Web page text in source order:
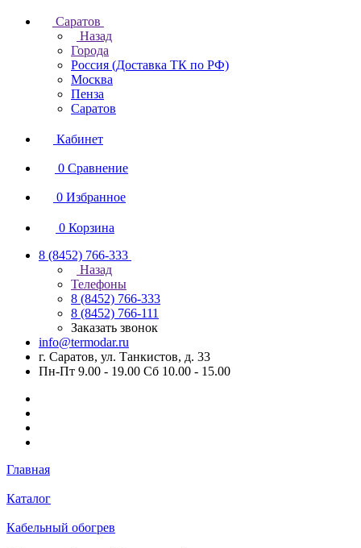
Саратов
Назад
Города
Россия (Доставка ТК по РФ)
Москва
Пенза
Саратов
Кабинет
0 Сравнение
0 Избранное
0 Корзина
8 (8452) 766-333
Назад
Телефоны
8 (8452) 766-333
8 (8452) 766-111
Заказать звонок
info@termodar.ru
г. Саратов, ул. Танкистов, д. 33
Пн-Пт 9.00 - 19.00 Сб 10.00 - 15.00
Главная
Каталог
Кабельный обогрев